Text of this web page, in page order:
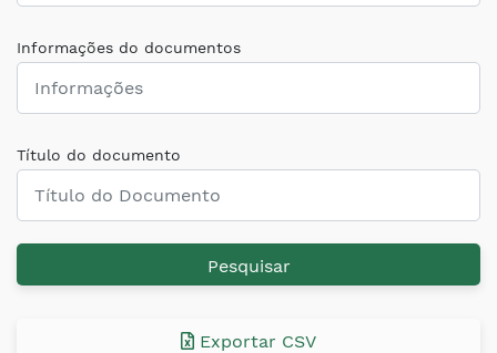
Informações do documentos
Título do documento
Pesquisar
Exportar CSV